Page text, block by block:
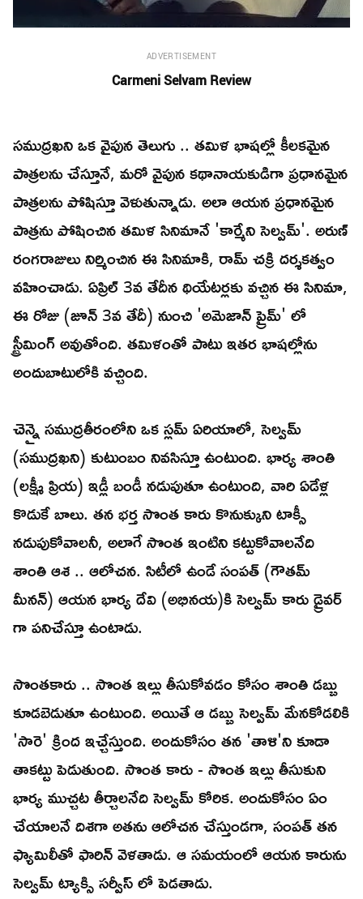
ADVERTISEMENT
Carmeni Selvam Review
సముద్రఖని ఒక వైపున తెలుగు .. తమిళ భాషల్లో కీలకమైన
పాత్రలను చేస్తూనే, మరో వైపున కథానాయకుడిగా ప్రధానమైన
పాత్రలను పోషిస్తూ వెళుతున్నాడు. అలా ఆయన ప్రధానమైన
పాత్రను పోషించిన తమిళ సినిమానే 'కార్మేని సెల్వమ్'. అరుణ్
రంగరాజులు నిర్మించిన ఈ సినిమాకి, రామ్ చక్రి దర్శకత్వం
వహించాడు. ఏప్రిల్ 3వ తేదీన థియేటర్లకు వచ్చిన ఈ సినిమా,
ఈ రోజు (జూన్ 3వ తేదీ) నుంచి 'అమెజాన్ ప్రైమ్' లో
స్ట్రీమింగ్ అవుతోంది. తమిళంతో పాటు ఇతర భాషల్లోను
అందుబాటులోకి వచ్చింది.
చెన్నై సముద్రతీరంలోని ఒక స్లమ్ ఏరియాలో, సెల్వమ్
(సముద్రఖని) కుటుంబం నివసిస్తూ ఉంటుంది. భార్య శాంతి
(లక్ష్మీ ప్రియ) ఇడ్లీ బండీ నడుపుతూ ఉంటుంది, వారి ఏడేళ్ల
కొడుకే బాలు. తన భర్త సొంత కారు కొనుక్కుని టాక్సీ
నడుపుకోవాలనీ, అలాగే సొంత ఇంటిని కట్టుకోవాలనేది
శాంతి ఆశ .. ఆలోచన. సిటీలో ఉండే సంపత్ (గౌతమ్
మీనన్) ఆయన భార్య దేవి (అభినయ)కి సెల్వమ్ కారు డ్రైవర్
గా పనిచేస్తూ ఉంటాడు.
సొంతకారు .. సొంత ఇల్లు తీసుకోవడం కోసం శాంతి డబ్బు
కూడబెడుతూ ఉంటుంది. అయితే ఆ డబ్బు సెల్వమ్ మేనకోడలికి
'సారె' క్రింద ఇచ్చేస్తుంది. అందుకోసం తన 'తాళి'ని కూడా
తాకట్టు పెడుతుంది. సొంత కారు - సొంత ఇల్లు తీసుకుని
భార్య ముచ్చట తీర్చాలనేది సెల్వమ్ కోరిక. అందుకోసం ఏం
చేయాలనే దిశగా అతను ఆలోచన చేస్తుండగా, సంపత్ తన
ఫ్యామిలీతో ఫారిన్ వెళతాడు. ఆ సమయంలో ఆయన కారును
సెల్వమ్ ట్యాక్సి సర్వీస్ లో పెడతాడు.